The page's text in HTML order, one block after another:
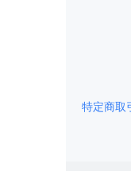
特定商取